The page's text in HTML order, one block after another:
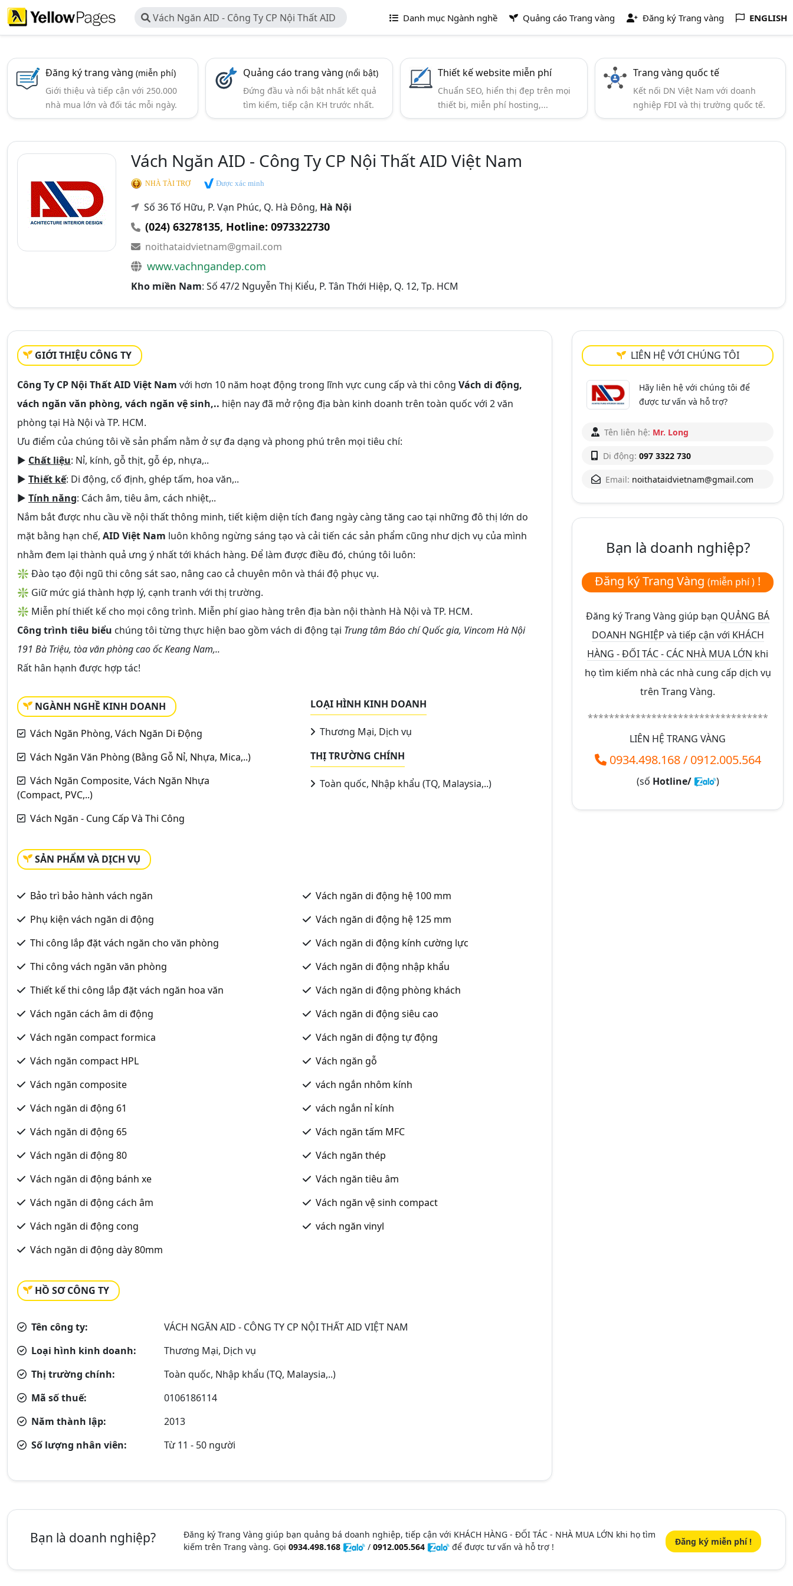
Vách Ngăn AID - Công Ty CP Nội Thất AID
Việt Nam
Danh mục Ngành nghề Quảng cáo Trang vàng Đăng ký Trang vàng ENGLISH
Đăng ký trang vàng (miễn phí)
Giới thiệu và tiếp cận với 250.000
nhà mua lớn và đối tác mỗi ngày.
Quảng cáo trang vàng(nổi bật)
Đứng đầu và nổi bật nhất kết quả
tìm kiếm, tiếp cận KH trước nhất.
Thiết kế website miễn phí
Chuẩn SEO, hiển thị đẹp trên mọi
thiết bị, miễn phí hosting,...
Trang vàng quốc tế
Kết nối DN Việt Nam với doanh
nghiệp FDI và thị trường quốc tế.
Vách Ngăn AID - Công Ty CP Nội Thất AID Việt Nam
NHÀ TÀI TRỢ Được xác minh
Số 36 Tố Hữu, P. Vạn Phúc, Q. Hà Đông, Hà Nội
(024) 63278135, Hotline: 0973322730
noithataidvietnam@gmail.com
www.vachngandep.com
Kho miền Nam: Số 47/2 Nguyễn Thị Kiểu, P. Tân Thới Hiệp, Q. 12, Tp. HCM
GIỚI THIỆU CÔNG TY
Công Ty CP Nội Thất AID Việt Nam với hơn 10 năm hoạt động trong lĩnh vực cung cấp và thi công Vách di động,
vách ngăn văn phòng, vách ngăn vệ sinh,.. hiện nay đã mở rộng địa bàn kinh doanh trên toàn quốc với 2 văn
phòng tại Hà Nội và TP. HCM.
Ưu điểm của chúng tôi về sản phẩm nằm ở sự đa dạng và phong phú trên mọi tiêu chí:
► Chất liệu: Nỉ, kính, gỗ thịt, gỗ ép, nhựa,..
► Thiết kế: Di động, cố định, ghép tấm, hoa văn,..
► Tính năng: Cách âm, tiêu âm, cách nhiệt,..
Nắm bắt được nhu cầu về nội thất thông minh, tiết kiệm diện tích đang ngày càng tăng cao tại những đô thị lớn do
mặt bằng hạn chế, AID Việt Nam luôn không ngừng sáng tạo và cải tiến các sản phẩm cũng như dịch vụ của mình
nhằm đem lại thành quả ưng ý nhất tới khách hàng. Để làm được điều đó, chúng tôi luôn:
❇ Đào tạo đội ngũ thi công sát sao, nâng cao cả chuyên môn và thái độ phục vụ.
❇ Giữ mức giá thành hợp lý, cạnh tranh với thị trường.
❇ Miễn phí thiết kế cho mọi công trình. Miễn phí giao hàng trên địa bàn nội thành Hà Nội và TP. HCM.
Công trình tiêu biểu chúng tôi từng thực hiện bao gồm vách di động tại Trung tâm Báo chí Quốc gia, Vincom Hà Nội
191 Bà Triệu, tòa văn phòng cao ốc Keang Nam,..
Rất hân hạnh được hợp tác!
NGÀNH NGHỀ KINH DOANH
Vách Ngăn Phòng, Vách Ngăn Di Động
Vách Ngăn Văn Phòng (Bằng Gỗ Nỉ, Nhựa, Mica,..)
Vách Ngăn Composite, Vách Ngăn Nhựa
(Compact, PVC,..)
Vách Ngăn - Cung Cấp Và Thi Công
LOẠI HÌNH KINH DOANH
Thương Mại, Dịch vụ
THỊ TRƯỜNG CHÍNH
Toàn quốc, Nhập khẩu (TQ, Malaysia,..)
SẢN PHẨM VÀ DỊCH VỤ
Bảo trì bảo hành vách ngăn
Phụ kiện vách ngăn di động
Thi công lắp đặt vách ngăn cho văn phòng
Thi công vách ngăn văn phòng
Thiết kế thi công lắp đặt vách ngăn hoa văn
Vách ngăn cách âm di động
Vách ngăn compact formica
Vách ngăn compact HPL
Vách ngăn composite
Vách ngăn di động 61
Vách ngăn di động 65
Vách ngăn di động 80
Vách ngăn di động bánh xe
Vách ngăn di động cách âm
Vách ngăn di động cong
Vách ngăn di động dày 80mm
Vách ngăn di động hệ 100 mm
Vách ngăn di động hệ 125 mm
Vách ngăn di động kính cường lực
Vách ngăn di động nhập khẩu
Vách ngăn di động phòng khách
Vách ngăn di động siêu cao
Vách ngăn di động tự động
Vách ngăn gỗ
vách ngắn nhôm kính
vách ngắn nỉ kính
Vách ngăn tấm MFC
Vách ngăn thép
Vách ngăn tiêu âm
Vách ngăn vệ sinh compact
vách ngăn vinyl
HỒ SƠ CÔNG TY
Tên công ty:
VÁCH NGĂN AID - CÔNG TY CP NỘI THẤT AID VIỆT NAM
Loại hình kinh doanh:
Thương Mại, Dịch vụ
Thị trường chính:
Toàn quốc, Nhập khẩu (TQ, Malaysia,..)
Mã số thuế:
0106186114
Năm thành lập:
2013
Số lượng nhân viên:
Từ 11 - 50 người
LIÊN HỆ VỚI CHÚNG TÔI
Hãy liên hệ với chúng tôi để
được tư vấn và hỗ trợ?
Tên liên hệ: Mr. Long
Di động: 097 3322 730
Email: noithataidvietnam@gmail.com
Bạn là doanh nghiệp?
Đăng ký Trang Vàng (miễn phí ) !
Đăng ký Trang Vàng giúp bạn QUẢNG BÁ
DOANH NGHIỆP và tiếp cận với KHÁCH
HÀNG - ĐỐI TÁC - CÁC NHÀ MUA LỚN khi
họ tìm kiếm nhà các nhà cung cấp dịch vụ
trên Trang Vàng.
**********************************
LIÊN HỆ TRANG VÀNG
0934.498.168/ 0912.005.564
(số Hotline/ )
Bạn là doanh nghiệp?
Đăng ký Trang Vàng giúp bạn quảng bá doanh nghiệp, tiếp cận với KHÁCH HÀNG - ĐỐI TÁC - NHÀ MUA LỚN khi họ tìm
kiếm trên Trang vàng. Gọi 0934.498.168 / 0912.005.564 để được tư vấn và hỗ trợ ! Đăng ký miễn phí !